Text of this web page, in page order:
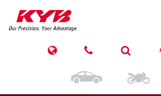
Navigace